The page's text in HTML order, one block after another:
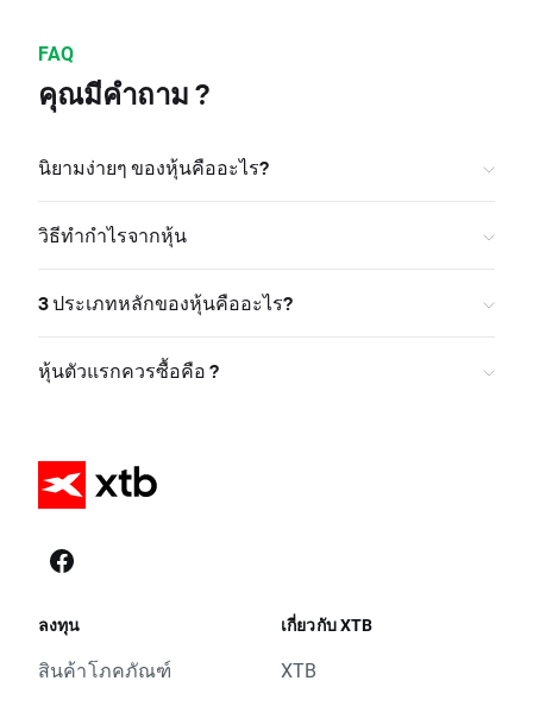
FAQ
คุณมีคำถาม ?
นิยามง่ายๆ ของหุ้นคืออะไร?
วิธีทำกำไรจากหุ้น
3 ประเภทหลักของหุ้นคืออะไร?
หุ้นตัวแรกควรซื้อคือ ?
ลงทุน
สินค้าโภคภัณฑ์
เกี่ยวกับ XTB
XTB